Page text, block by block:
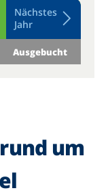
Nächstes
Jahr
Ausgebucht
um